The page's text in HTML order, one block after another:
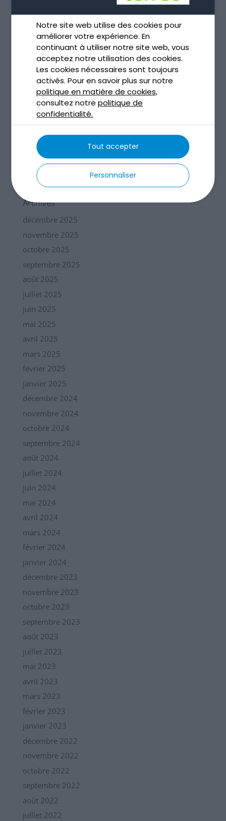
Notre site web utilise des cookies pour
améliorer votre expérience. En
continuant à utiliser notre site web, vous
acceptez notre utilisation des cookies.
Les cookies nécessaires sont toujours
activés. Pour en savoir plus sur notre
politique en matière de cookies,
consultez notrepolitique de
confidentialité.
Personnaliser
Tout accepter
Articles récents
Terrassement par aspiration à Toulouse
Terrassement par aspiration et environnement
Assainissement non collectif à Toulouse
Assainissement non collectif : le guide que tout le
Curage et dragage des sédiments
Commentaires récents
Archives
décembre 2025
novembre 2025
octobre 2025
septembre 2025
août 2025
juillet 2025
juin 2025
mai 2025
avril 2025
mars 2025
février 2025
janvier 2025
décembre 2024
novembre 2024
octobre 2024
septembre 2024
août 2024
juillet 2024
juin 2024
mai 2024
avril 2024
mars 2024
février 2024
janvier 2024
décembre 2023
novembre 2023
octobre 2023
septembre 2023
août 2023
juillet 2023
mai 2023
avril 2023
mars 2023
février 2023
janvier 2023
décembre 2022
novembre 2022
octobre 2022
septembre 2022
août 2022
juillet 2022